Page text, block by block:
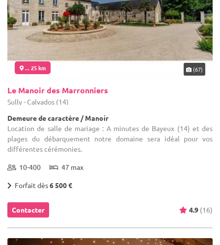
... 25 km (67)
Le Manoir des Marronniers
Sully - Calvados (14)
Demeure de caractère / Manoir
Location de salle de mariage : A minutes de Bayeux (14) et des
plages du débarquement notre domaine sera idéal pour vos
différentes cérémonies.
10-400 47 max
Forfait dès6 500 €
Contacter 4.9 (16)